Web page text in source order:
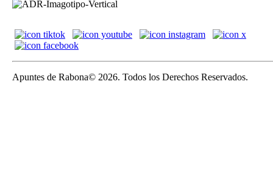
Apuntes de Rabona© 2026. Todos los Derechos Reservados.